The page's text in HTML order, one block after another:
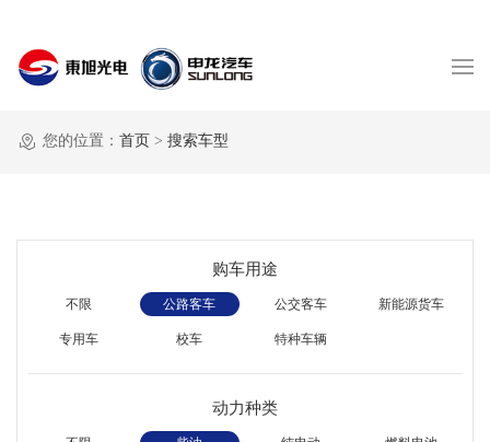
您的位置： 首页 > 搜索车型
购车用途
不限 公路客车 公交客车 新能源货车
专用车 校车 特种车辆
动力种类